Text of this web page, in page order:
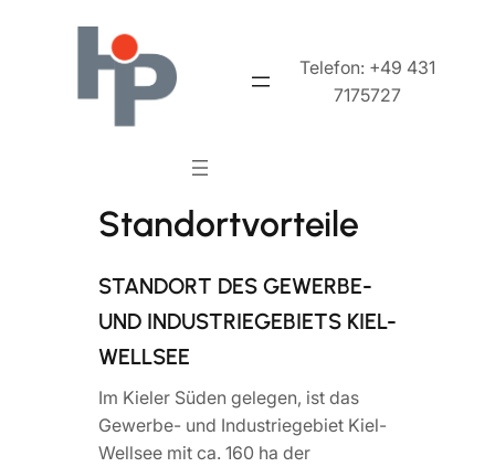
Telefon: +49 431
7175727
Standortvorteile
STANDORT DES GEWERBE-
UND INDUSTRIEGEBIETS KIEL-
WELLSEE
Im Kieler Süden gelegen, ist das
Gewerbe- und Industriegebiet Kiel-
Wellsee mit ca. 160 ha der